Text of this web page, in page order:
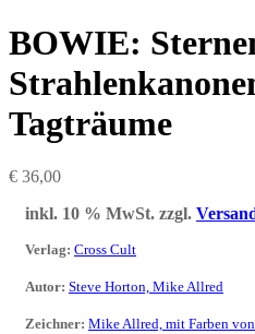
BOWIE:
Tagträume
€ 36,00
inkl. 10 % MwSt. zzgl.
Verlag: Cross Cult
Autor: Steve Horton, Mike Allred
Zeichner: Mike Allred, mit Farben